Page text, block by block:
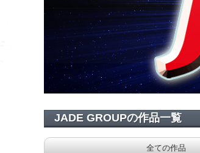
JADE GROUPの作品一覧
全ての作品